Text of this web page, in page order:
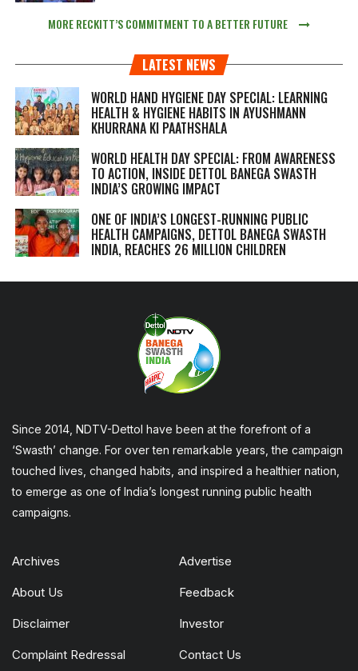
MORE RECKITT’S COMMITMENT TO A BETTER FUTURE
LATEST NEWS
WORLD HAND HYGIENE DAY SPECIAL: LEARNING
HEALTH & HYGIENE HABITS IN AYUSHMANN
KHURRANA KI PAATHSHALA
WORLD HEALTH DAY SPECIAL: FROM AWARENESS
TO ACTION, INSIDE DETTOL BANEGA SWASTH
INDIA’S GROWING IMPACT
ONE OF INDIA’S LONGEST-RUNNING PUBLIC
HEALTH CAMPAIGNS, DETTOL BANEGA SWASTH
INDIA, REACHES 26 MILLION CHILDREN
Since 2014, NDTV-Dettol have been at the forefront of a
‘Swasth’ change. For over ten remarkable years, the campaign
touched lives, changed habits, and inspired a healthier nation,
to emerge as one of India’s longest running public health
campaigns.
Archives Advertise
About Us Feedback
Disclaimer Investor
Complaint Redressal Contact Us